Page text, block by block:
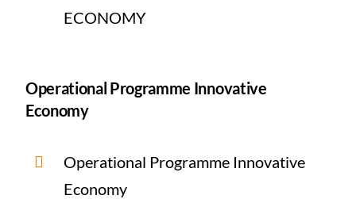
ECONOMY
Operational Programme Innovative
Economy
Operational Programme Innovative
Economy